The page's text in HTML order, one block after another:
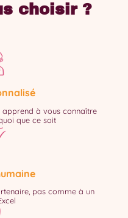
choisir ?
apprend à vous connaître
que ce soit
pas comme à un